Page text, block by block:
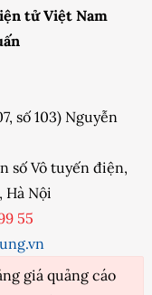
tử Việt Nam
số 103) Nguyễn
số Vô tuyến điện,
Hà Nội
55
giá quảng cáo